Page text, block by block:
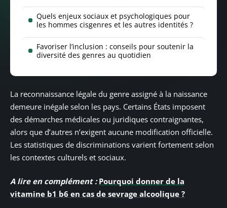
Quels enjeux sociaux et psychologiques pour
les hommes cisgenres et les autres identités ?
Favoriser l’inclusion : conseils pour soutenir la
diversité des genres au quotidien
La reconnaissance légale du genre assigné à la naissance
demeure inégale selon les pays. Certains États imposent
des démarches médicales ou juridiques contraignantes,
alors que d’autres n’exigent aucune modification officielle.
Les statistiques de discriminations varient fortement selon
les contextes culturels et sociaux.
A lire en complément : Pourquoi donner de la
vitamine b1 b6 en cas de sevrage alcoolique ?